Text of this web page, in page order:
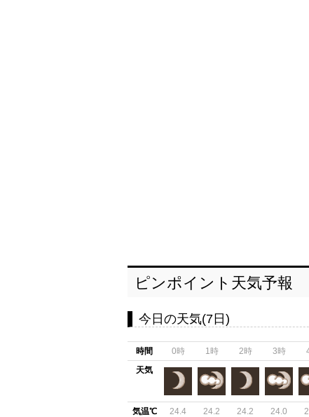
ピンポイント天気予報
今日の天気(7日)
時間
天気
気温℃
0時
24.4
1時
24.2
2時
24.2
3時
24.0